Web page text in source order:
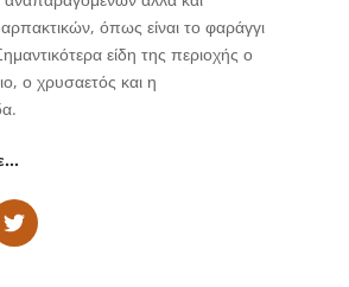
όπως είναι το φαράγγι
είδη της περιοχής ο
ο χρυσαετός και η